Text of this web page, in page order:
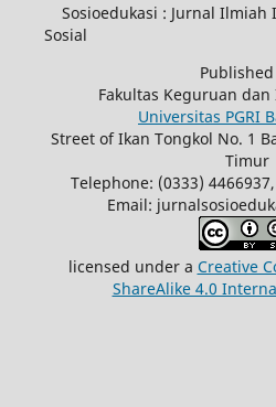
Sosioedukasi : Jurnal Ilmiah
Sosial
Fakultas Keguruan
Universitas PGRI
Street of Ikan Tongkol No. 1
Timur
Telephone: (0333)
Email:
licensed under a Creative
ShareAlike 4.0